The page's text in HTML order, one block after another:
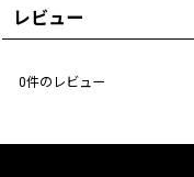
レビュー
0件のレビュー